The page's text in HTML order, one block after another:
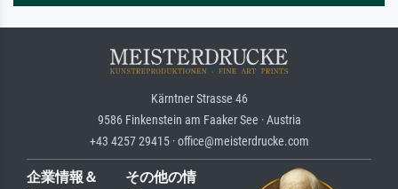
Kärntner Strasse 46
9586 Finkenstein am Faaker See · Austria
+43 4257 29415 · office@meisterdrucke.com
企業情報＆
その他の情